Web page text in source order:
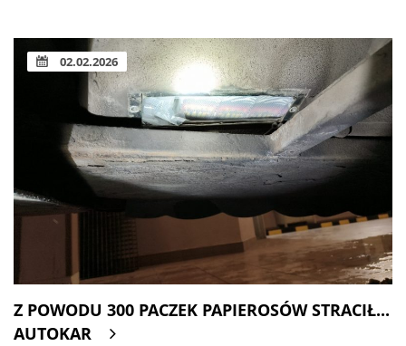
02.02.2026
Z POWODU 300 PACZEK PAPIEROSÓW STRACIŁ...
AUTOKAR